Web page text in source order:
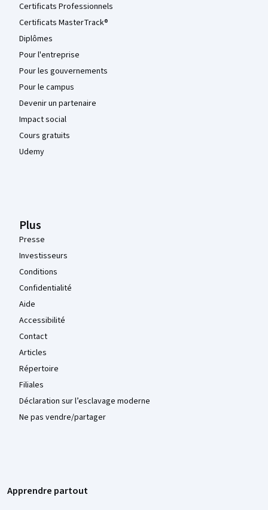
Certificats Professionnels
Certificats MasterTrack®
Diplômes
Pour l'entreprise
Pour les gouvernements
Pour le campus
Devenir un partenaire
Impact social
Cours gratuits
Udemy
Plus
Presse
Investisseurs
Conditions
Confidentialité
Aide
Accessibilité
Contact
Articles
Répertoire
Filiales
Déclaration sur l’esclavage moderne
Ne pas vendre/partager
Apprendre partout